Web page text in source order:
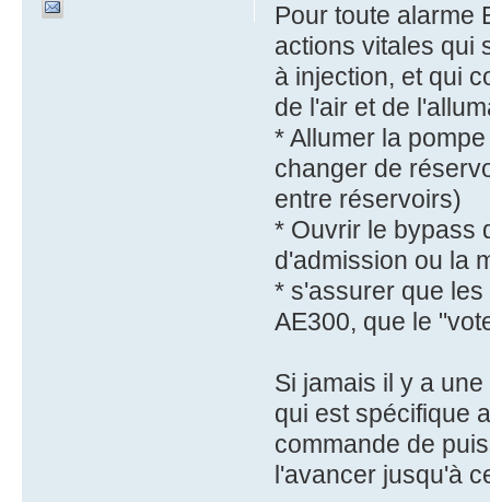
Pour toute alarme
actions vitales qui
à injection, et qui
de l'air et de
* Allumer la
changer de
entre réservoirs)
* Ouvrir le bypass
d'admission ou la
* s'assurer que
AE300, que le
Si jamais il y a
qui est spécifique
commande de
l'avancer jusqu'à